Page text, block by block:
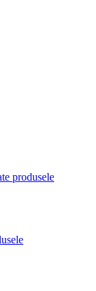
produsele